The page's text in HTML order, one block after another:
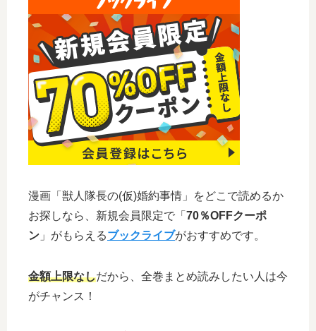
漫画「獣人隊長の(仮)婚約事情」をどこで読めるか
お探しなら、新規会員限定で「 70％OFFクーポ
ン 」がもらえるブックライブがおすすめです。
金額上限なしだから、全巻まとめ読みしたい人は今
がチャンス！